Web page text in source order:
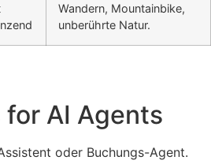
Wandern, Mountainbike,
unberührte Natur.
AI Agents
oder Buchungs-Agent.